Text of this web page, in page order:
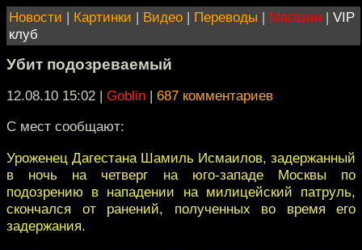
Новости | Картинки | Видео | Переводы | Магазин | VIP
клуб
Убит подозреваемый
12.08.10 15:02 | Goblin | 687 комментариев
С мест сообщают:
Уроженец Дагестана Шамиль Исмаилов, задержанный
в ночь на четверг на юго-западе Москвы по
подозрению в нападении на милицейский патруль,
скончался от ранений, полученных во время его
задержания.